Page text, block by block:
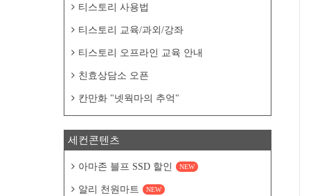
티스토리 사용법
티스토리 교육/과외/강좌
티스토리 오프라인 교육 안내
친효상담소 오픈
칸만화 "넷웍마의 추억"
세컨콘텐츠
아마존 블프 SSD 할인 NEW
알리 천원마트 NEW